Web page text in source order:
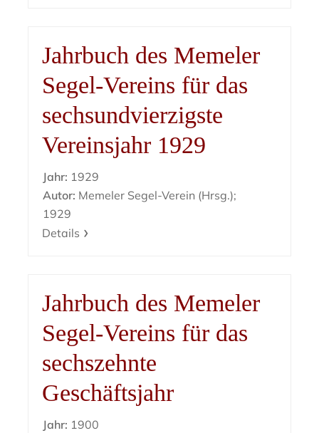
Jahrbuch des Memeler
Segel-Vereins für das
sechsundvierzigste
Vereinsjahr 1929
Jahr: 1929
Autor: Memeler Segel-Verein (Hrsg.);
1929
Details
Jahrbuch des Memeler
Segel-Vereins für das
sechszehnte
Geschäftsjahr
Jahr: 1900